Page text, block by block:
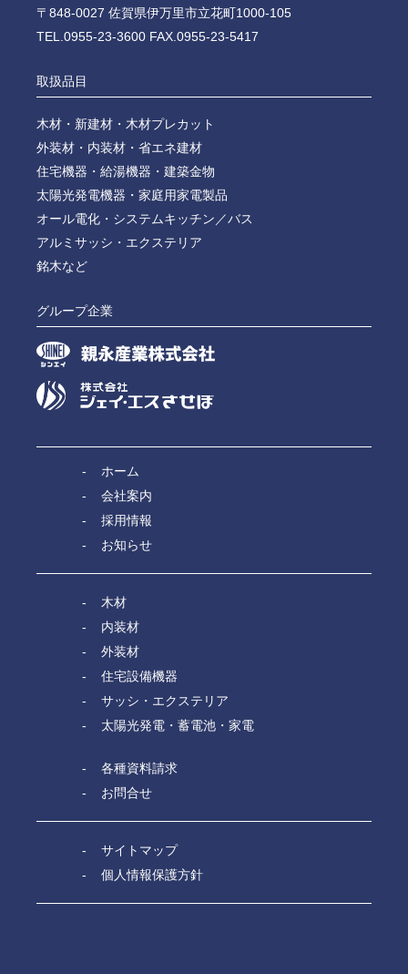
〒848-0027 佐賀県伊万里市立花町1000-105
TEL.0955-23-3600 FAX.0955-23-5417
取扱品目
木材・新建材・木材プレカット
外装材・内装材・省エネ建材
住宅機器・給湯機器・建築金物
太陽光発電機器・家庭用家電製品
オール電化・システムキッチン／バス
アルミサッシ・エクステリア
銘木など
グループ企業
ホーム
会社案内
採用情報
お知らせ
木材
内装材
外装材
住宅設備機器
サッシ・エクステリア
太陽光発電・蓄電池・家電
各種資料請求
お問合せ
サイトマップ
個人情報保護方針